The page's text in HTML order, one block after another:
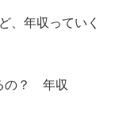
、年収っていく
の？ 年収